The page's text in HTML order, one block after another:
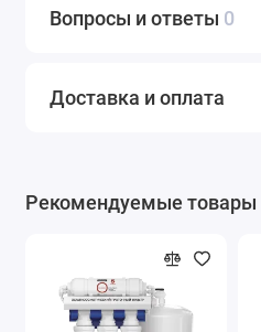
Вопросы и ответы 0
Доставка и оплата
Рекомендуемые товары